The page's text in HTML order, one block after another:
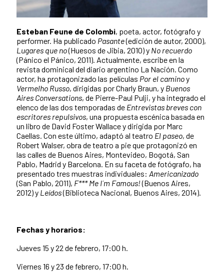
Esteban Feune de Colombi, poeta, actor, fotógrafo y
performer. Ha publicado Pasante(edición de autor, 2000),
Lugares que no(Huesos de Jibia, 2010) y No recuerdo
(Pánico el Pánico, 2011). Actualmente, escribe en la
revista dominical del diario argentino La Nación. Como
actor, ha protagonizado las películas Por el caminoy
Vermelho Russo, dirigidas por Charly Braun, y Buenos
Aires Conversations, de Pierre-Paul Pulji, y ha integrado el
elenco de las dos temporadas de Entrevistas breves con
escritores repulsivos, una propuesta escénica basada en
un libro de David Foster Wallace y dirigida por Marc
Caellas. Con este último, adaptó al teatro El paseo, de
Robert Walser, obra de teatro a pie que protagonizó en
las calles de Buenos Aires, Montevideo, Bogotá, San
Pablo, Madrid y Barcelona. En su faceta de fotógrafo, ha
presentado tres muestras individuales: Americanizado
(San Pablo, 2011), F*** Me I´m Famous!(Buenos Aires,
2012) y Leí­dos(Biblioteca Nacional, Buenos Aires, 2014).
Fechas y horarios:
Jueves 15 y 22 de febrero, 17:00 h.
Viernes 16 y 23 de febrero, 17:00 h.